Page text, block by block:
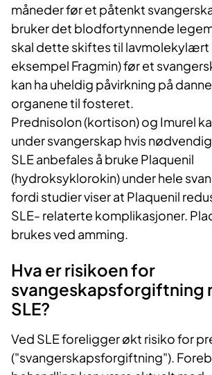
måneder før et påtenkt
bruker det blodfortynnende
skal dette skiftes til lavmolekylært
eksempel Fragmin) før et
kan ha uheldig påvirkning på
organene til fosteret.
Prednisolon (kortison) og Imurel
under svangerskap hvis
SLE anbefales å bruke Plaquenil
(hydroksyklorokin) under hele
fordi studier viser at Plaquenil
SLE- relaterte komplikasjoner.
brukes ved amming.
Hva er risikoen for
svangeskapsforgiftning
SLE?
Ved SLE foreligger økt risiko for
("svangerskapsforgiftning").